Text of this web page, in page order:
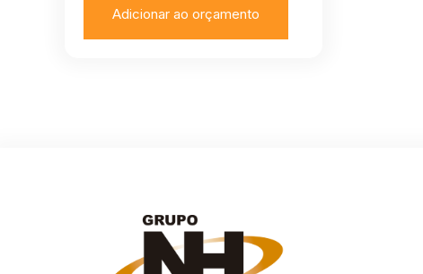
Adicionar ao orçamento